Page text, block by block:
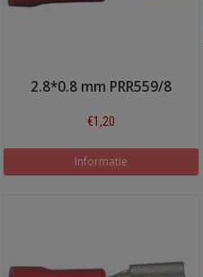
2.8*0.8 mm PRR559/8
€1,20
Informatie